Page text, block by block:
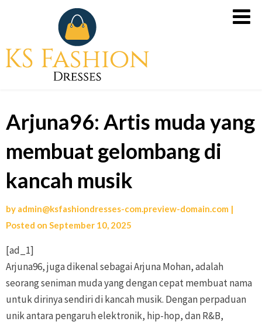
Soft,
Slot
X500
Tanpa
Arjuna96: Artis muda yang
membuat gelombang di
kancah musik
by admin@ksfashiondresses-com.preview-domain.com |
Posted on September 10, 2025
[ad_1]
Arjuna96, juga dikenal sebagai Arjuna Mohan, adalah
seorang seniman muda yang dengan cepat membuat nama
untuk dirinya sendiri di kancah musik. Dengan perpaduan
unik antara pengaruh elektronik, hip-hop, dan R&B,